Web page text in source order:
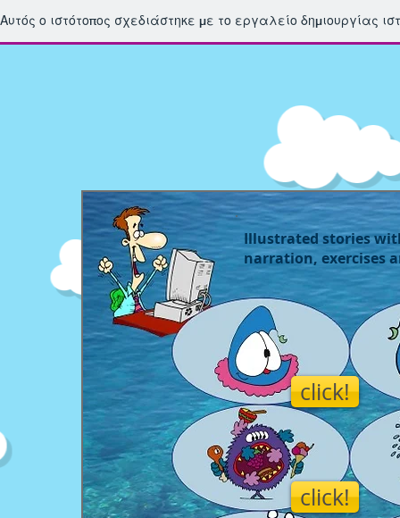
Αυτός ο ιστότοπος σχεδιάστηκε με το εργαλείο δημιουργίας
click!
click!
Illustrated stories
narration, exercises